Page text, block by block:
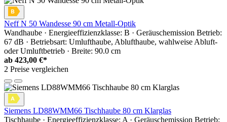
Neff N 50 Wandesse 90 cm Metall-Optik
Wandhaube · Energieeffizienzklasse: B · Geräuschemission Betrieb:
67 dB · Betriebsart: Umlufthaube, Ablufthaube, wahlweise Abluft-
oder Umluftbetrieb · Breite: 90.0 cm
ab 423,00 €*
2 Preise vergleichen
Siemens LD88WMM66 Tischhaube 80 cm Klarglas
Tischhaube · Energieeffizienzklasse: A · Geräuschemission Betrieb: